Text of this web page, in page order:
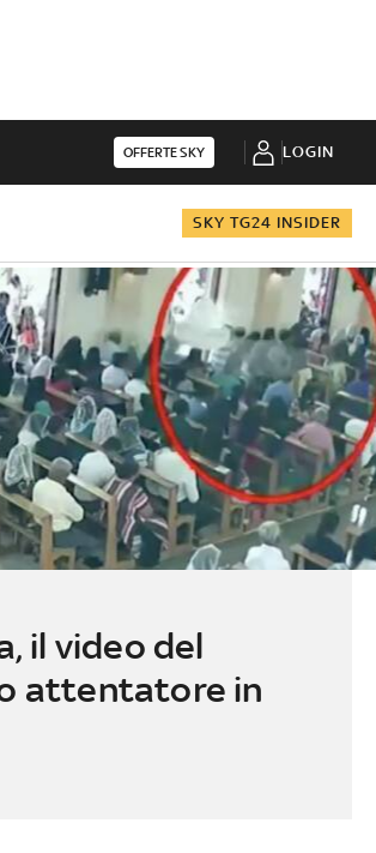
OFFERTE SKY LOGIN
SKY TG24 INSIDER
il video del
attentatore in